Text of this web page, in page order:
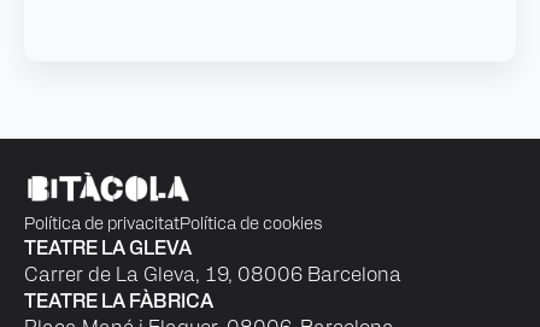
Política de privacitatPolítica de cookies
TEATRE LA GLEVA
Carrer de La Gleva, 19, 08006 Barcelona
TEATRE LA FÀBRICA